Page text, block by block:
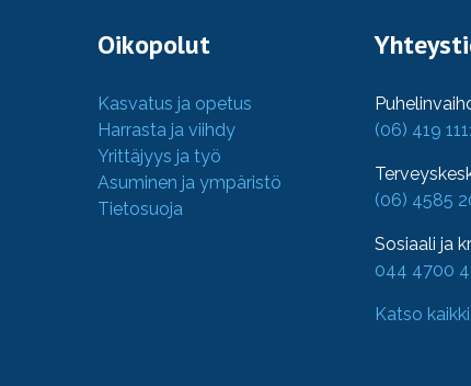
Oikopolut
Kasvatus ja opetus
Harrasta ja viihdy
Yrittäjyys ja työ
Asuminen ja ympäristö
Tietosuoja
(06) 419
(06) 4585
Sosiaali ja
044 4700
Katso